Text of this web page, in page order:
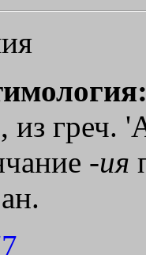
из греч. '
-ия